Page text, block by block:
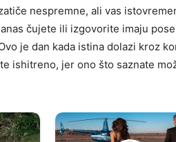
nespremne, ali vas
čujete ili izgovorite imaju
je dan kada istina dolazi kroz
ishitreno, jer ono što saznate